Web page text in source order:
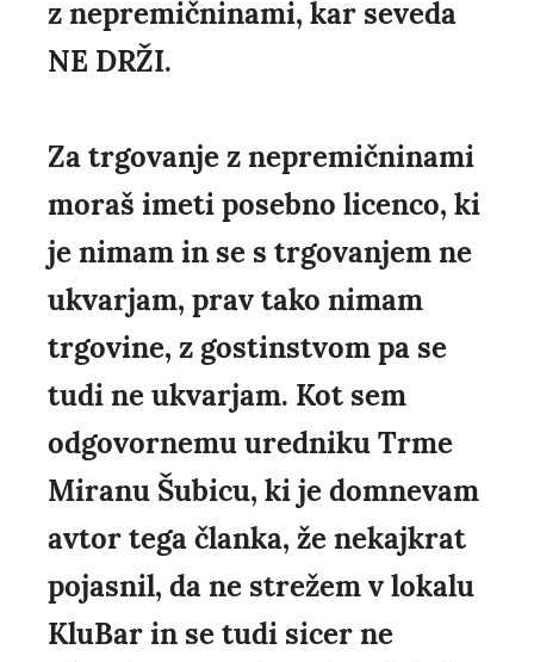
z nepremičninami, kar seveda
NE DRŽI.
Za trgovanje z nepremičninami
moraš imeti posebno licenco, ki
je nimam in se s trgovanjem ne
ukvarjam, prav tako nimam
trgovine, z gostinstvom pa se
tudi ne ukvarjam. Kot sem
odgovornemu uredniku Trme
Miranu Šubicu, ki je domnevam
avtor tega članka, že nekajkrat
pojasnil, da ne strežem v lokalu
KluBar in se tudi sicer ne